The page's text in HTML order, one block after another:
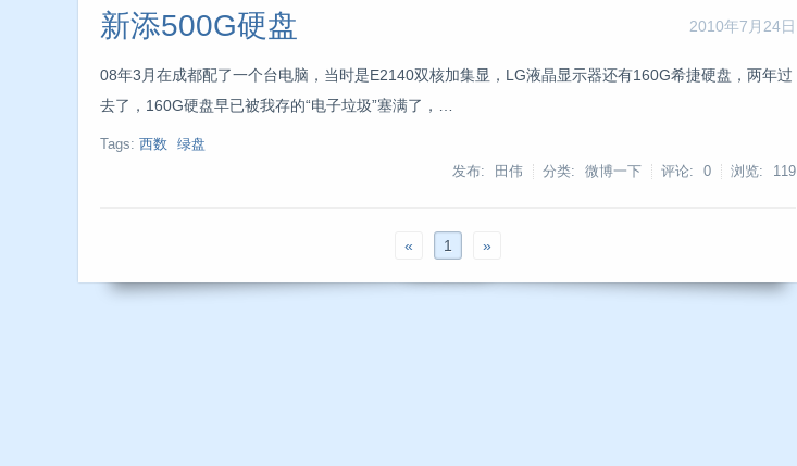
2010年7月24日
新添500G硬盘
08年3月在成都配了一个台电脑，当时是E2140双核加集显，LG液晶显示器还有160G希捷硬盘，两年过
去了，160G硬盘早已被我存的“电子垃圾”塞满了，…
Tags: 西数
绿盘
发布: 田伟
分类: 微博一下 评论: 0 浏览: 119
« 1 »